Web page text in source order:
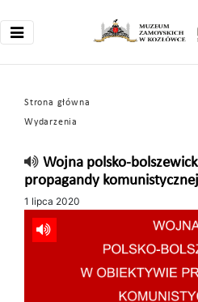
Strona główna
Wydarzenia
Wojna polsko-
propagandy komunistycznej
1 lipca 2020